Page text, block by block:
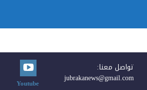
تواصل معنا:
jubrakanews@gmail.com
Youtube